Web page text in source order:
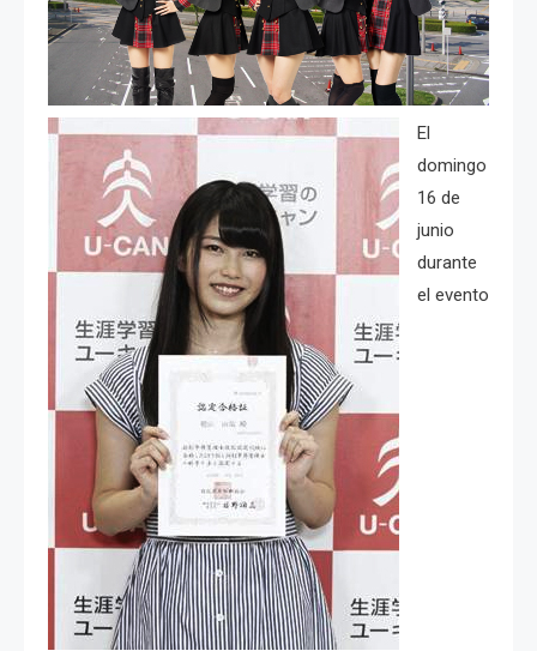
El
domingo
16 de
junio
durante
el evento